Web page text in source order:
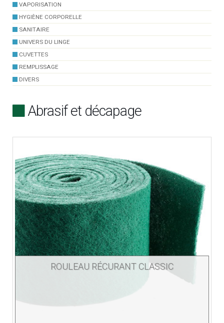
VAPORISATION
HYGIÈNE CORPORELLE
SANITAIRE
UNIVERS DU LINGE
CUVETTES
REMPLISSAGE
DIVERS
Abrasif et décapage
ROULEAU RÉCURANT CLASSIC